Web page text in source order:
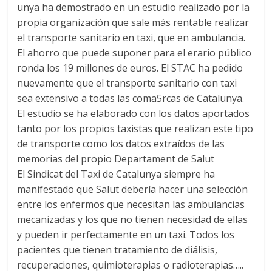
unya ha demostrado en un estudio realizado por la
propia organización que sale más rentable realizar
el transporte sanitario en taxi, que en ambulancia.
El ahorro que puede suponer para el erario público
ronda los 19 millones de euros. El STAC ha pedido
nuevamente que el transporte sanitario con taxi
sea extensivo a todas las coma5rcas de Catalunya.
El estudio se ha elaborado con los datos aportados
tanto por los propios taxistas que realizan este tipo
de transporte como los datos extraídos de las
memorias del propio Departament de Salut
El Sindicat del Taxi de Catalunya siempre ha
manifestado que Salut debería hacer una selección
entre los enfermos que necesitan las ambulancias
mecanizadas y los que no tienen necesidad de ellas
y pueden ir perfectamente en un taxi. Todos los
pacientes que tienen tratamiento de diálisis,
recuperaciones, quimioterapias o radioterapias…..